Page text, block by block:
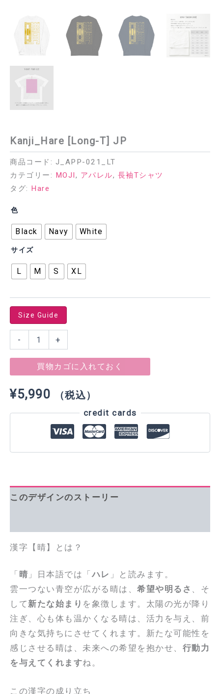
Kanji_Hare [Long-T] JP
商品コード: J_APP-021_LT
カテゴリー: MOJI, アパレル, 長袖Tシャツ
タグ: Hare
色
Black Navy White
サイズ
L M S XL
Size Guide
-
個
+
買物カゴに入れておく
¥5,990 （税込）
credit cards
このデザインのストーリー
漢字【晴】とは？
「 晴 」日本語では「ハレ 」と読みます。
雲一つない青空が広がる晴は、 希望や明るさ 、そ
して新たな始まり を象徴します。太陽の光が降り
注ぎ、心も体も温かくなる晴は、活力を与え、前
向きな気持ちにさせてくれます。新たな可能性を
感じさせる晴は、未来への希望を抱かせ、 行動力
を与えてくれますね。
この漢字の成り立ち